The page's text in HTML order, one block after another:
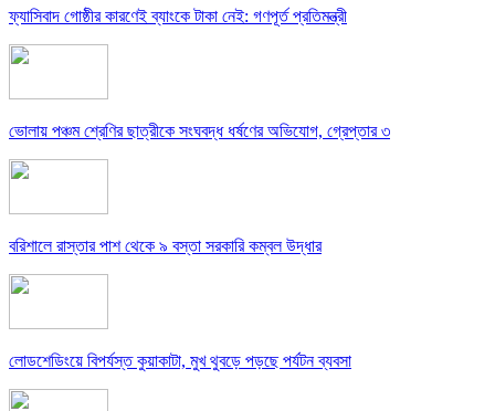
ফ্যাসিবাদ গোষ্ঠীর কারণেই ব্যাংকে টাকা নেই: গণপূর্ত প্রতিমন্ত্রী
ভোলায় পঞ্চম শ্রেণির ছাত্রীকে সংঘবদ্ধ ধর্ষণের অভিযোগ, গ্রেপ্তার ৩
বরিশালে রাস্তার পাশ থেকে ৯ বস্তা সরকারি কম্বল উদ্ধার
লোডশেডিংয়ে বিপর্যস্ত কুয়াকাটা, মুখ থুবড়ে পড়ছে পর্যটন ব্যবসা